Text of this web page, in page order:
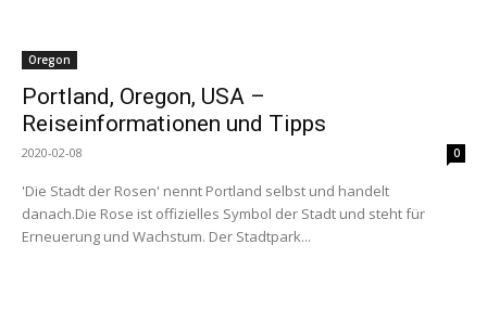
Oregon
Portland, Oregon, USA –
Reiseinformationen und Tipps
2020-02-08 0
'Die Stadt der Rosen' nennt Portland selbst und handelt
danach.Die Rose ist offizielles Symbol der Stadt und steht für
Erneuerung und Wachstum. Der Stadtpark...